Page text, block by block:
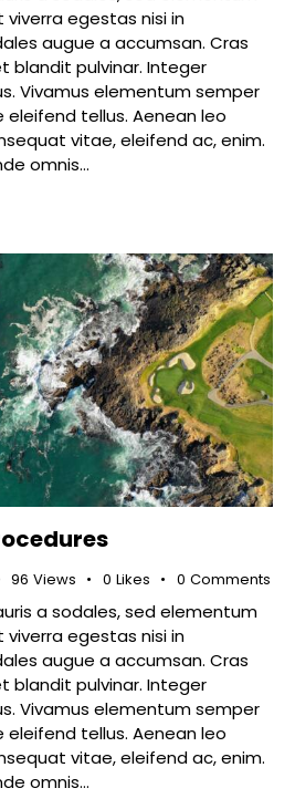
egestas nisi in
augue a accumsan. Cras
blandit pulvinar. Integer
Vivamus elementum semper
eleifend tellus. Aenean leo
vitae, eleifend ac, enim.
omnis…
96 Views 0 Likes 0 Comments
a sodales, sed elementum
egestas nisi in
augue a accumsan. Cras
blandit pulvinar. Integer
Vivamus elementum semper
eleifend tellus. Aenean leo
vitae, eleifend ac, enim.
omnis…